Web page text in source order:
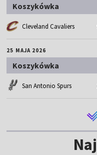
Koszykówka
Cleveland Cavaliers
25 MAJA 2026
Koszykówka
San Antonio Spurs